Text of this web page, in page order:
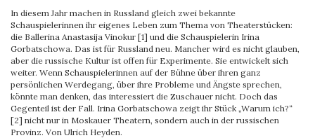
In diesem Jahr machen in Russland gleich zwei bekannte
Schauspielerinnen ihr eigenes Leben zum Thema von Theaterstücken:
die Ballerina Anastasija Vinokur [1] und die Schauspielerin Irina
Gorbatschowa. Das ist für Russland neu. Mancher wird es nicht glauben,
aber die russische Kultur ist offen für Experimente. Sie entwickelt sich
weiter. Wenn Schauspielerinnen auf der Bühne über ihren ganz
persönlichen Werdegang, über ihre Probleme und Ängste sprechen,
könnte man denken, das interessiert die Zuschauer nicht. Doch das
Gegenteil ist der Fall. Irina Gorbatschowa zeigt ihr Stück „Warum ich?“
[2] nicht nur in Moskauer Theatern, sondern auch in der russischen
Provinz. Von Ulrich Heyden.